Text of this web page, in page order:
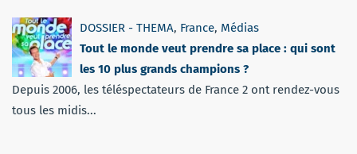
DOSSIER - THEMA, France, Médias
Tout le monde veut prendre sa place : qui sont
les 10 plus grands champions ?
Depuis 2006, les téléspectateurs de France 2 ont rendez-vous
tous les midis...